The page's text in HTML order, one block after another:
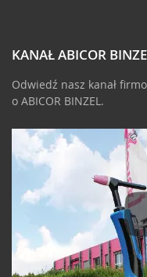
KANAŁ ABICOR
Odwiedź nasz kanał
o ABICOR BINZEL.